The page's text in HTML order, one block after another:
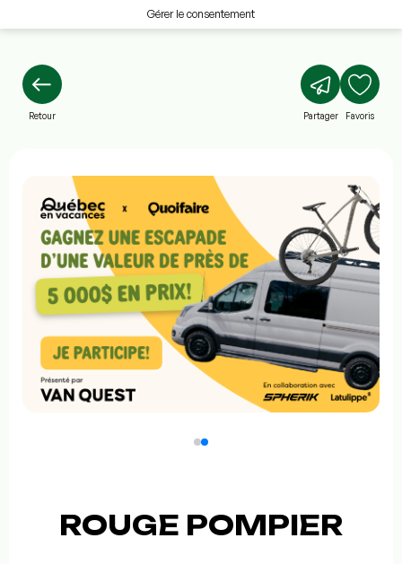
Gérer le consentement
Retour Partager Favoris
ROUGE POMPIER